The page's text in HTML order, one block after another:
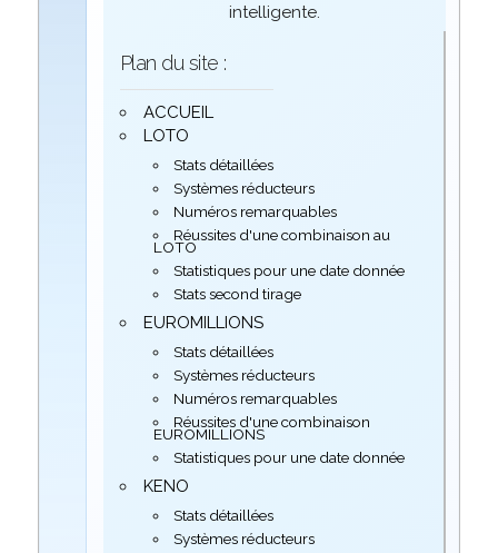
intelligente.
Plan du site :
ACCUEIL
LOTO
Stats détaillées
Systèmes réducteurs
Numéros remarquables
Réussites d'une combinaison au
LOTO
Statistiques pour une date donnée
Stats second tirage
EUROMILLIONS
Stats détaillées
Systèmes réducteurs
Numéros remarquables
Réussites d'une combinaison
EUROMILLIONS
Statistiques pour une date donnée
KENO
Stats détaillées
Systèmes réducteurs